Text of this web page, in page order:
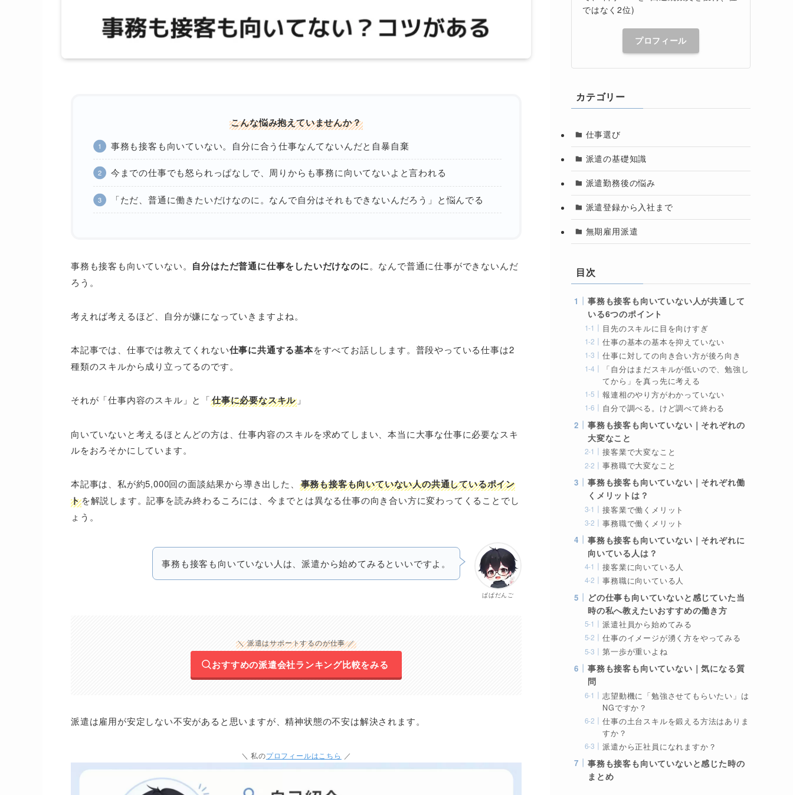
こんな悩み抱えていませんか？
事務も接客も向いていない。自分に合う仕事なんてないんだと自暴自棄
今までの仕事でも怒られっぱなしで、周りからも事務に向いてないよと言われる
「ただ、普通に働きたいだけなのに。なんで自分はそれもできないんだろう」と悩んでる
事務も接客も向いていない。 自分はただ普通に仕事をしたいだけなのに。なんで普通に仕事ができないんだ
ろう。
考えれば考えるほど、自分が嫌になっていきますよね。
本記事では、仕事では教えてくれない仕事に共通する基本をすべてお話しします。普段やっている仕事は2
種類のスキルから成り立ってるのです。
それが「仕事内容のスキル」と「仕事に必要なスキル 」
向いていないと考えるほとんどの方は、仕事内容のスキルを求めてしまい、本当に大事な仕事に必要なスキ
ルをおろそかにしています。
本記事は、私が約5,000回の面談結果から導き出した、 事務も接客も向いていない人の共通しているポイン
トを解説します。記事を読み終わるころには、今までとは異なる仕事の向き合い方に変わってくることでし
ょう。
ぱぱだんご
事務も接客も向いていない人は、派遣から始めてみるといいですよ。
＼ 派遣はサポートするのが仕事 ／
おすすめの派遣会社ランキング比較をみる
派遣は雇用が安定しない不安があると思いますが、精神状態の不安は解決されます。
＼ 私のプロフィールはこちら ／
ではなく2位)
プロフィール
カテゴリー
仕事選び
派遣の基礎知識
派遣勤務後の悩み
派遣登録から入社まで
無期雇用派遣
目次
事務も接客も向いていない人が共通して
いる6つのポイント
目先のスキルに目を向けすぎ
仕事の基本の基本を抑えていない
仕事に対しての向き合い方が後ろ向き
「自分はまだスキルが低いので、勉強し
てから」を真っ先に考える
報連相のやり方がわかっていない
自分で調べる。けど調べて終わる
事務も接客も向いていない｜それぞれの
大変なこと
接客業で大変なこと
事務職で大変なこと
事務も接客も向いていない｜それぞれ働
くメリットは？
接客業で働くメリット
事務職で働くメリット
事務も接客も向いていない｜それぞれに
向いている人は？
接客業に向いている人
事務職に向いている人
どの仕事も向いていないと感じていた当
時の私へ教えたいおすすめの働き方
派遣社員から始めてみる
仕事のイメージが湧く方をやってみる
第一歩が重いよね
事務も接客も向いていない｜気になる質
問
志望動機に「勉強させてもらいたい」は
NGですか？
仕事の土台スキルを鍛える方法はありま
すか？
派遣から正社員になれますか？
事務も接客も向いていないと感じた時の
まとめ